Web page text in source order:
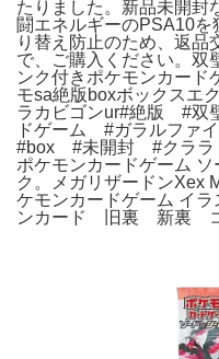
たりました。新品未開封
闘エネルギーのPSA10
り替え防止のため、返品
で、ご購入ください。双
ンク付きポケモンカード
モsa絶版boxボックスエ
ラカビゴンur#絶版 #双
ドゲーム #ガラルフ
#box #未開封 #クララ
ポケモンカードゲーム
ク。メガリザードンXex
ケモンカードゲーム イ
ンカード 旧裏 新裏 コ